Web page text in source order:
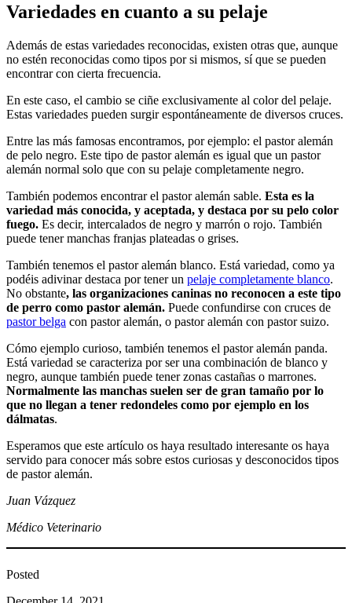
Variedades en cuanto a su pelaje
Además de estas variedades reconocidas, existen otras que, aunque
no estén reconocidas como tipos por si mismos, sí que se pueden
encontrar con cierta frecuencia.
En este caso, el cambio se ciñe exclusivamente al color del pelaje.
Estas variedades pueden surgir espontáneamente de diversos cruces.
Entre las más famosas encontramos, por ejemplo: el pastor alemán
de pelo negro. Este tipo de pastor alemán es igual que un pastor
alemán normal solo que con su pelaje completamente negro.
También podemos encontrar el pastor alemán sable. Esta es la
variedad más conocida, y aceptada, y destaca por su pelo color
fuego. Es decir, intercalados de negro y marrón o rojo. También
puede tener manchas franjas plateadas o grises.
También tenemos el pastor alemán blanco. Está variedad, como ya
podéis adivinar destaca por tener un pelaje completamente blanco.
No obstante, las organizaciones caninas no reconocen a este tipo
de perro como pastor alemán. Puede confundirse con cruces de
pastor belga con pastor alemán, o pastor alemán con pastor suizo.
Cómo ejemplo curioso, también tenemos el pastor alemán panda.
Está variedad se caracteriza por ser una combinación de blanco y
negro, aunque también puede tener zonas castañas o marrones.
Normalmente las manchas suelen ser de gran tamaño por lo
que no llegan a tener redondeles como por ejemplo en los
dálmatas.
Esperamos que este artículo os haya resultado interesante os haya
servido para conocer más sobre estos curiosas y desconocidos tipos
de pastor alemán.
Juan Vázquez
Médico Veterinario
Posted